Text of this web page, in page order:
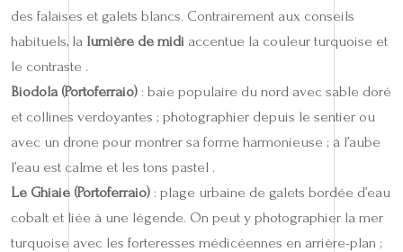
des falaises et galets blancs. Contrairement aux conseils
habituels, la lumière de midi accentue la couleur turquoise et
le contraste .
Biodola (Portoferraio) : baie populaire du nord avec sable doré
et collines verdoyantes ; photographier depuis le sentier ou
avec un drone pour montrer sa forme harmonieuse ; à l’aube
l’eau est calme et les tons pastel .
Le Ghiaie (Portoferraio) : plage urbaine de galets bordée d’eau
cobalt et liée à une légende. On peut y photographier la mer
turquoise avec les forteresses médicéennes en arrière-plan ;